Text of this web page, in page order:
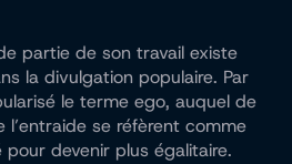
partie de son travail existe
la divulgation populaire. Par
le terme ego, auquel de
l’entraide se réfèrent comme
devenir plus égalitaire.